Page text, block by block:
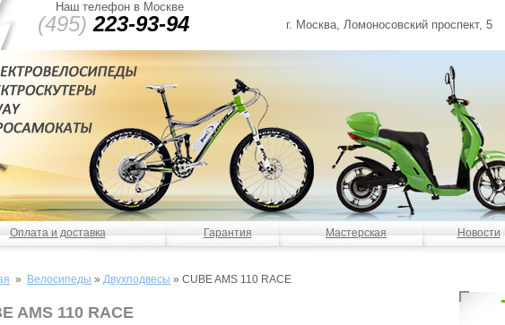
Наш телефон в Москве
(495) 223-93-94 г. Москва, Ломоносовский проспект, 5
Оплата и доставка Гарантия Мастерская Новости
» Велосипеды » Двухподвесы » CUBE AMS 110 RACE
AMS 110 RACE